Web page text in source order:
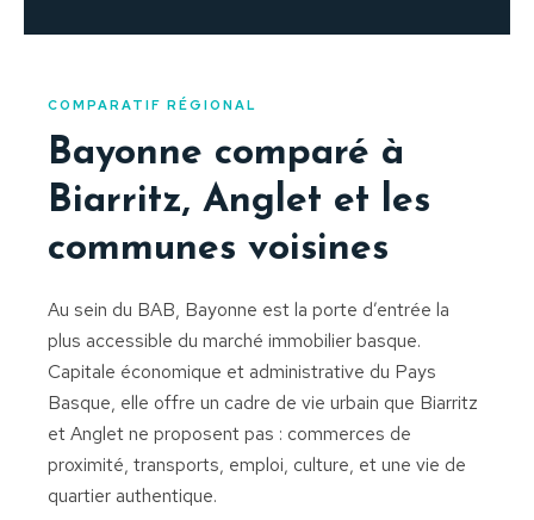
COMPARATIF RÉGIONAL
Bayonne comparé à
Biarritz, Anglet et les
communes voisines
Au sein du BAB, Bayonne est la porte d’entrée la
plus accessible du marché immobilier basque.
Capitale économique et administrative du Pays
Basque, elle offre un cadre de vie urbain que Biarritz
et Anglet ne proposent pas : commerces de
proximité, transports, emploi, culture, et une vie de
quartier authentique.